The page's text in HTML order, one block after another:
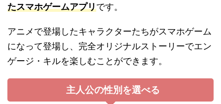
たスマホゲームアプリです。
アニメで登場したキャラクターたちがスマホゲーム
になって登場し、完全オリジナルストーリーでエン
ゲージ・キルを楽しむことができます。
主人公の性別を選べる